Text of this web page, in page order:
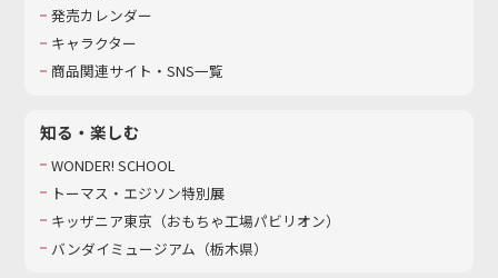
発売カレンダー
キャラクター
商品関連サイト・SNS一覧
知る・楽しむ
WONDER! SCHOOL
トーマス・エジソン特別展
キッザニア東京（おもちゃ工場パビリオン）​
バンダイミュージアム（栃木県）